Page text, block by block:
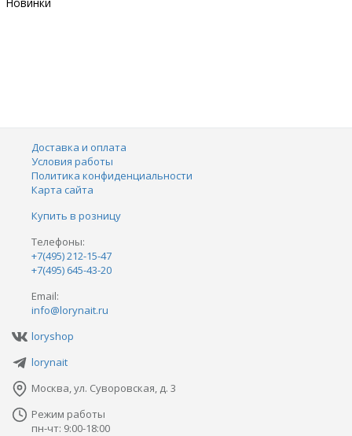
Доставка и оплата
Условия работы
Политика конфиденциальности
Карта сайта
Купить в розницу
Телефоны:
+7(495) 212-15-47
+7(495) 645-43-20
Email:
info@lorynait.ru
loryshop
lorynait
Москва, ул. Суворовская, д. 3
Режим работы
пн-чт: 9:00-18:00